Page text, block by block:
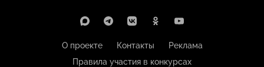
О проекте Контакты
Реклама
Правила участия в конкурсах